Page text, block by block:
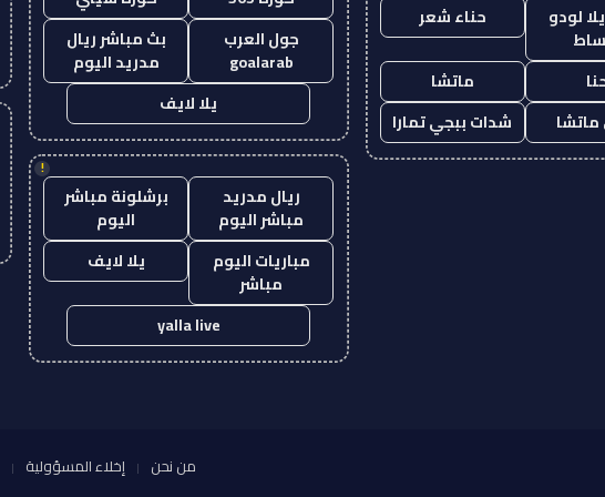
لودو
حناء شعر
ماتشا
شدات ببجي تمارا
جول العرب
goalarab
بث مباشر ريال
مدريد اليوم
يلا لايف
!
ريال مدريد
مباشر اليوم
برشلونة مباشر
اليوم
مباريات اليوم
مباشر
يلا لايف
yalla live
من نحن إخلاء المسؤولية